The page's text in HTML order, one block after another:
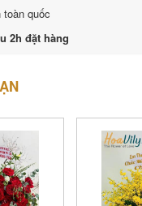
toàn quốc
2h đặt hàng